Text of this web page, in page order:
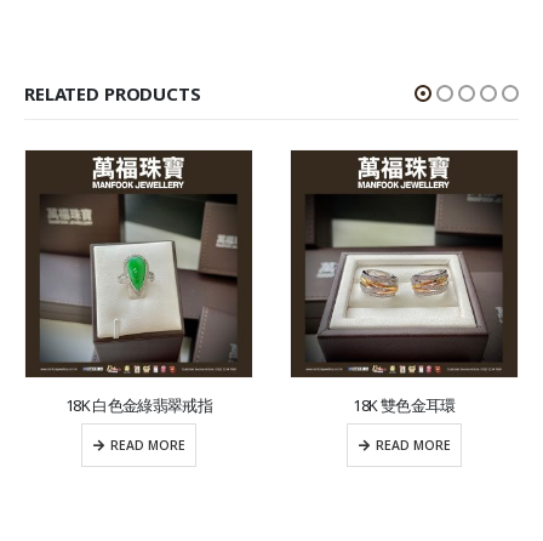
RELATED PRODUCTS
18K 白色金綠翡翠戒指
READ MORE
18K 雙色金耳環
READ MORE